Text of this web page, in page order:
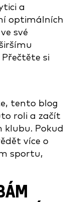
a
optimálních
své
Přečtěte si
tento blog
roli a začít
klubu. Pokud
více o
sportu,